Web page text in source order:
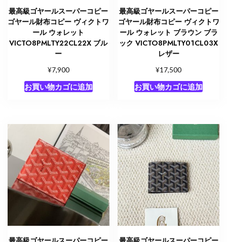
最高級ゴヤールスーパーコピー
ゴヤール財布コピー ヴィクトワ
ール ウォレット
VICTO8PMLTY22CL22X ブル
ー
¥7,900
お買い物カゴに追加
最高級ゴヤールスーパーコピー
ゴヤール財布コピー ヴィクトワ
ール ウォレット ブラウン ブラ
ック VICTO8PMLTY01CL03X
レザー
¥17,500
お買い物カゴに追加